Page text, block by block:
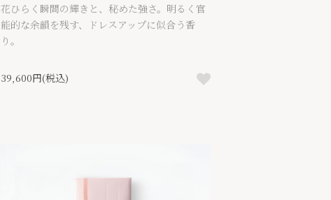
花ひらく瞬間の輝きと、秘めた強さ。明るく官
能的な余韻を残す、ドレスアップに似合う香
り。
39,600円(税込)